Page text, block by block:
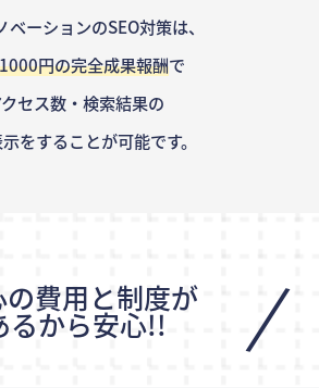
ベーションのSEO対策は、
円の完全成果報酬で
セス数・検索結果の
示をすることが可能です。
の費用と制度が
るから安心!! /